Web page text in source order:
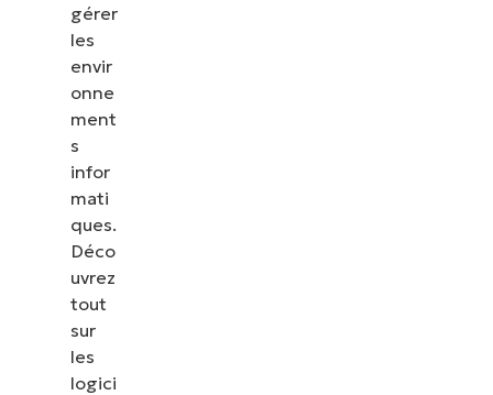
gérer
les
envir
onne
ment
s
infor
mati
ques.
Déco
uvrez
tout
sur
les
logici